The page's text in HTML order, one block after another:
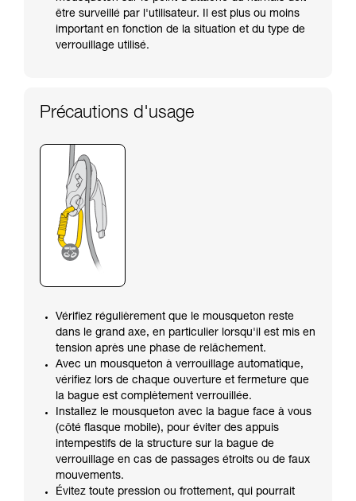
être surveillé par l'utilisateur. Il est plus ou moins
important en fonction de la situation et du type de
verrouillage utilisé.
Précautions d'usage
Vérifiez régulièrement que le mousqueton reste
dans le grand axe, en particulier lorsqu'il est mis en
tension après une phase de relâchement.
Avec un mousqueton à verrouillage automatique,
vérifiez lors de chaque ouverture et fermeture que
la bague est complètement verrouillée.
Installez le mousqueton avec la bague face à vous
(côté flasque mobile), pour éviter des appuis
intempestifs de la structure sur la bague de
verrouillage en cas de passages étroits ou de faux
mouvements.
Évitez toute pression ou frottement, qui pourrait